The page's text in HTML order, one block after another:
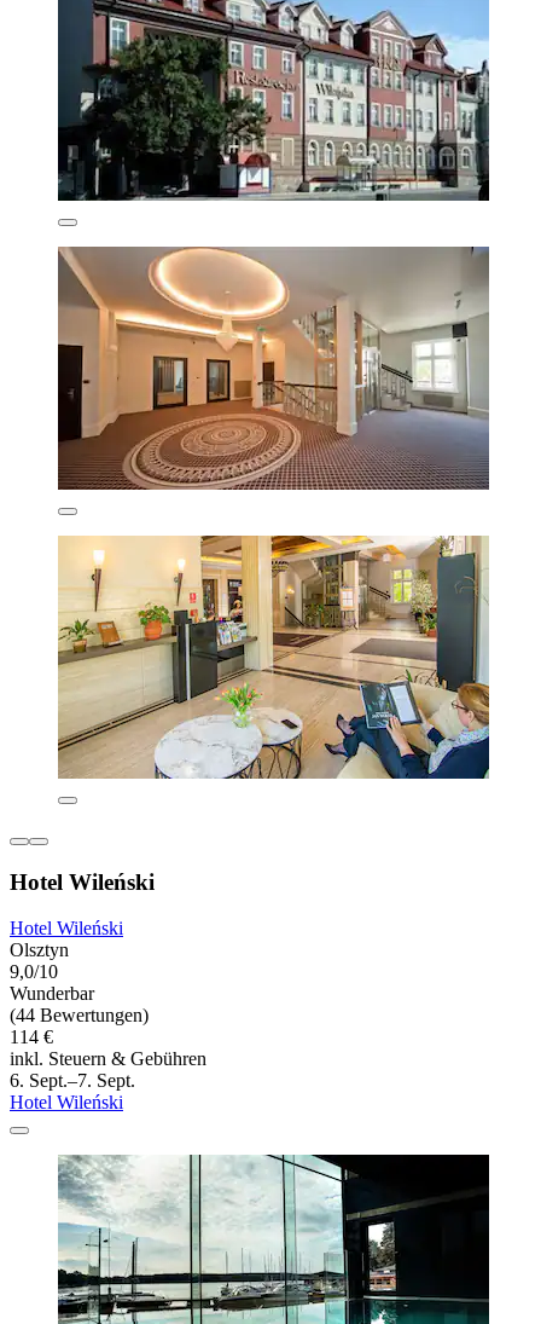
Hotel Wileński
Hotel Wileński
Olsztyn
9,0/10
Wunderbar
(44 Bewertungen)
114 €
inkl. Steuern & Gebühren
6. Sept.–7. Sept.
Hotel Wileński